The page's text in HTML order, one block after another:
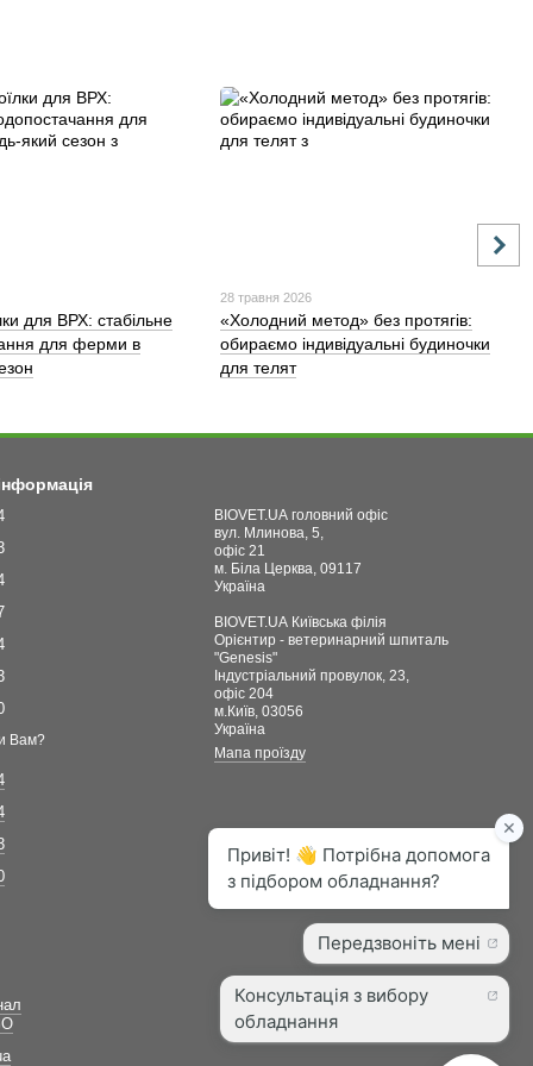
для ВРХ: стабільне
для ферми в
28 травня 2026
«Холодний метод» без протягів:
обираємо індивідуальні будиночки
для телят
Вам?
BIOVET.UA головний офіс
вул. Млинова, 5,
офіс 21
м. Біла Церква, 09117
Україна
BIOVET.UA Київська філія
Орієнтир - ветеринарний шпиталь
"Genesis"
Індустріальний провулок, 23,
офіс 204
м.Київ, 03056
Україна
Мапа проїзду